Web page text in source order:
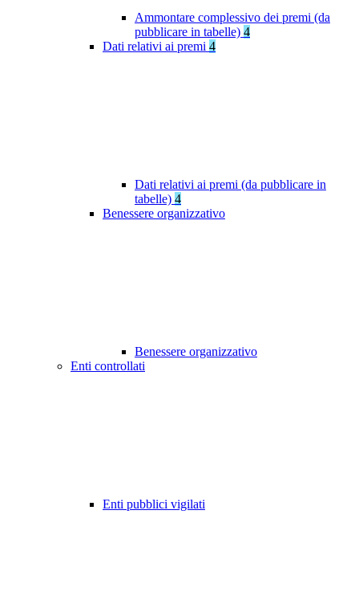
Ammontare complessivo dei premi (da
pubblicare in tabelle) 4
Dati relativi ai premi 4
Dati relativi ai premi (da pubblicare in
tabelle) 4
Benessere organizzativo
Benessere organizzativo
Enti controllati
Enti pubblici vigilati